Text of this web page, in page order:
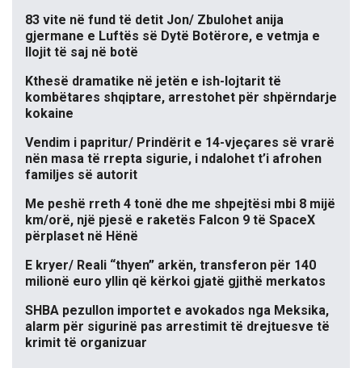
83 vite në fund të detit Jon/ Zbulohet anija
gjermane e Luftës së Dytë Botërore, e vetmja e
llojit të saj në botë
Kthesë dramatike në jetën e ish-lojtarit të
kombëtares shqiptare, arrestohet për shpërndarje
kokaine
Vendim i papritur/ Prindërit e 14-vjeçares së vrarë
nën masa të rrepta sigurie, i ndalohet t’i afrohen
familjes së autorit
Me peshë rreth 4 tonë dhe me shpejtësi mbi 8 mijë
km/orë, një pjesë e raketës Falcon 9 të SpaceX
përplaset në Hënë
E kryer/ Reali “thyen” arkën, transferon për 140
milionë euro yllin që kërkoi gjatë gjithë merkatos
SHBA pezullon importet e avokados nga Meksika,
alarm për sigurinë pas arrestimit të drejtuesve të
krimit të organizuar